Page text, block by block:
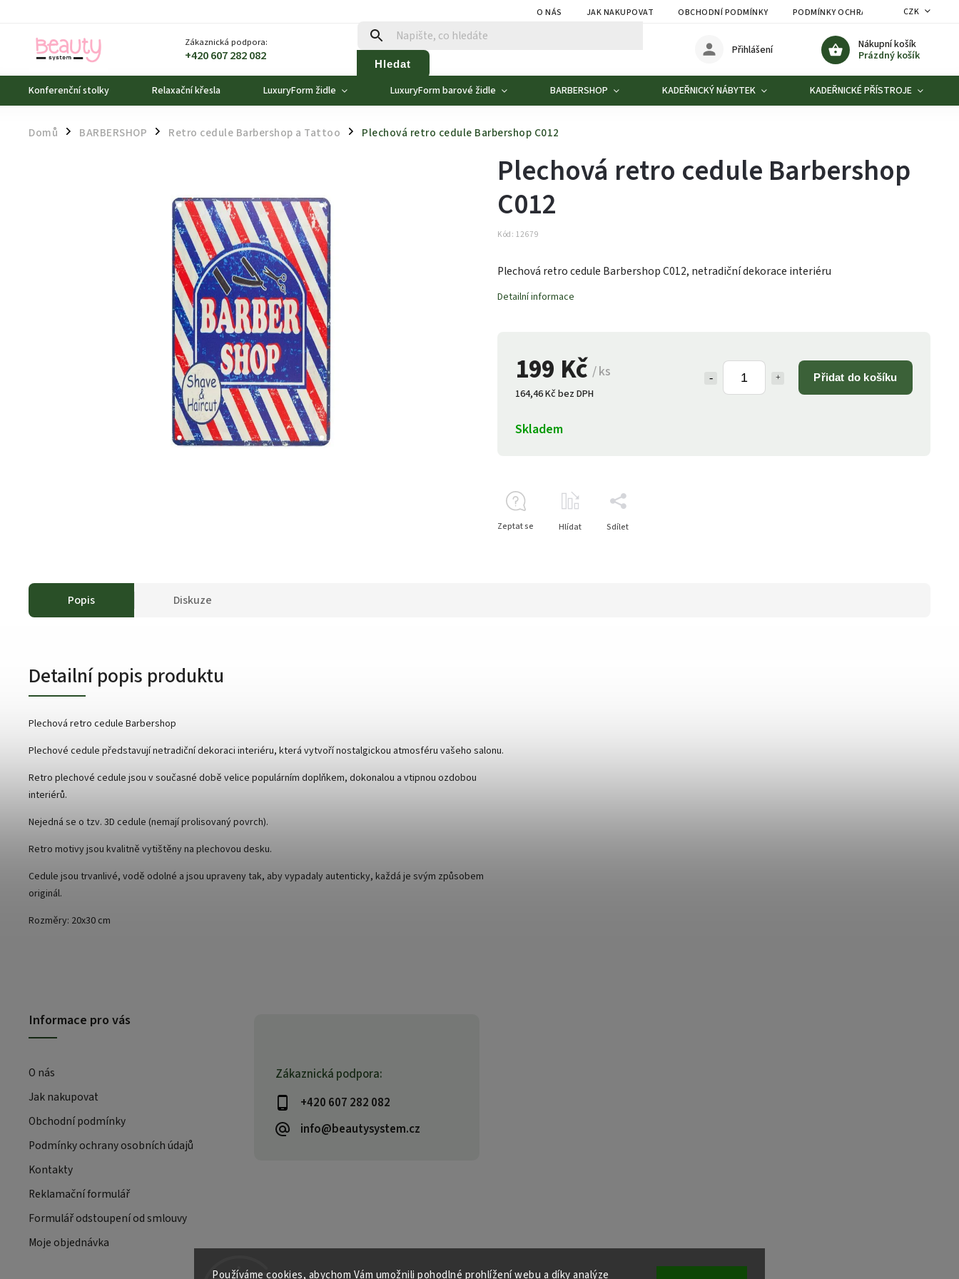
Používáme cookies, abychom Vám umožnili pohodlné prohlížení webu a díky analýze
O NÁS JAK NAKUPOVAT OBCHODNÍ PODMÍNKY PODMÍNKY OCHRANY OSOBNÍCH ÚDAJŮ
CZK
Zákaznická podpora:
+420 607 282 082 Hledat
Nákupní košík
Prázdný košík
Přihlášení
Konferenční stolky Relaxační křesla LuxuryForm židle LuxuryForm barové židle BARBERSHOP KADEŘNICKÝ NÁBYTEK KADEŘNICKÉ PŘÍSTROJE
Domů / BARBERSHOP / Retro cedule Barbershop a Tattoo / Plechová retro cedule Barbershop C012
199 Kč / ks
164,46 Kč bez DPH
Přidat do košíku
Skladem
Plechová retro cedule Barbershop
C012
Kód: 12679
Plechová retro cedule Barbershop C012, netradiční dekorace interiéru
Detailní informace
Zeptat se Hlídat Sdílet
Popis Diskuze
Detailní popis produktu
Plechová retro cedule Barbershop
Plechové cedule představují netradiční dekoraci interiéru, která vytvoří nostalgickou atmosféru vašeho salonu.
Retro plechové cedule jsou v současné době velice populárním doplňkem, dokonalou a vtipnou ozdobou
interiérů.
Nejedná se o tzv. 3D cedule (nemají prolisovaný povrch).
Retro motivy jsou kvalitně vytištěny na plechovou desku.
Cedule jsou trvanlivé, vodě odolné a jsou upraveny tak, aby vypadaly autenticky, každá je svým způsobem
originál.
Rozměry: 20x30 cm
Zákaznická podpora:
+420 607 282 082
info@beautysystem.cz
Informace pro vás
O nás
Jak nakupovat
Obchodní podmínky
Podmínky ochrany osobních údajů
Kontakty
Reklamační formulář
Formulář odstoupení od smlouvy
Moje objednávka